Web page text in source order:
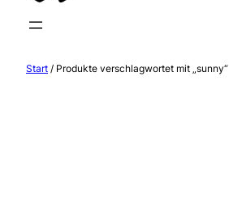
Start / Produkte verschlagwortet mit „sunny“